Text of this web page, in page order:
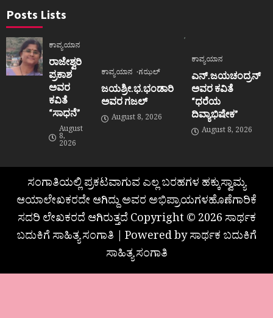
Posts Lists
ಕಾವ್ಯಯಾನ
ರಾಜೇಶ್ವರಿ
ಪ್ರಕಾಶ
ಅವರ
ಕವಿತೆ
“ಸಾಧನೆ”
August
8,
2026
ಕಾವ್ಯಯಾನ ಗಝಲ್
ಜಯಶ್ರೀ.ಭ.ಭಂಡಾರಿ
ಅವರ ಗಜಲ್
August 8, 2026
ಕಾವ್ಯಯಾನ
ಎನ್.ಜಯಚಂದ್ರನ್
ಅವರ ಕವಿತೆ
“ಧರೆಯ
ದಿವ್ಯಾಭಿಷೇಕ”
August 8, 2026
ಸಂಗಾತಿಯಲ್ಲಿ ಪ್ರಕಟವಾಗುವ ಎಲ್ಲ ಬರಹಗಳ ಹಕ್ಕುಸ್ವಾಮ್ಯ
ಆಯಾಲೇಖಕರದೇ ಆಗಿದ್ದು ಅವರ ಅಭಿಪ್ರಾಯಗಳಹೊಣೆಗಾರಿಕೆ
ಸದರಿ ಲೇಖಕರದೆ ಆಗಿರುತ್ತದೆ Copyright © 2026 ಸಾರ್ಥಕ
ಬದುಕಿಗೆ ಸಾಹಿತ್ಯ ಸಂಗಾತಿ | Powered by ಸಾರ್ಥಕ ಬದುಕಿಗೆ
ಸಾಹಿತ್ಯ ಸಂಗಾತಿ